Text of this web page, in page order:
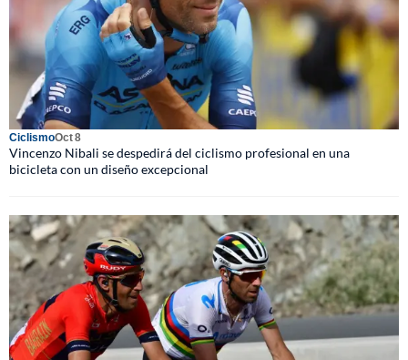
CiclismoOct 8
Vincenzo Nibali se despedirá del ciclismo profesional en una
bicicleta con un diseño excepcional